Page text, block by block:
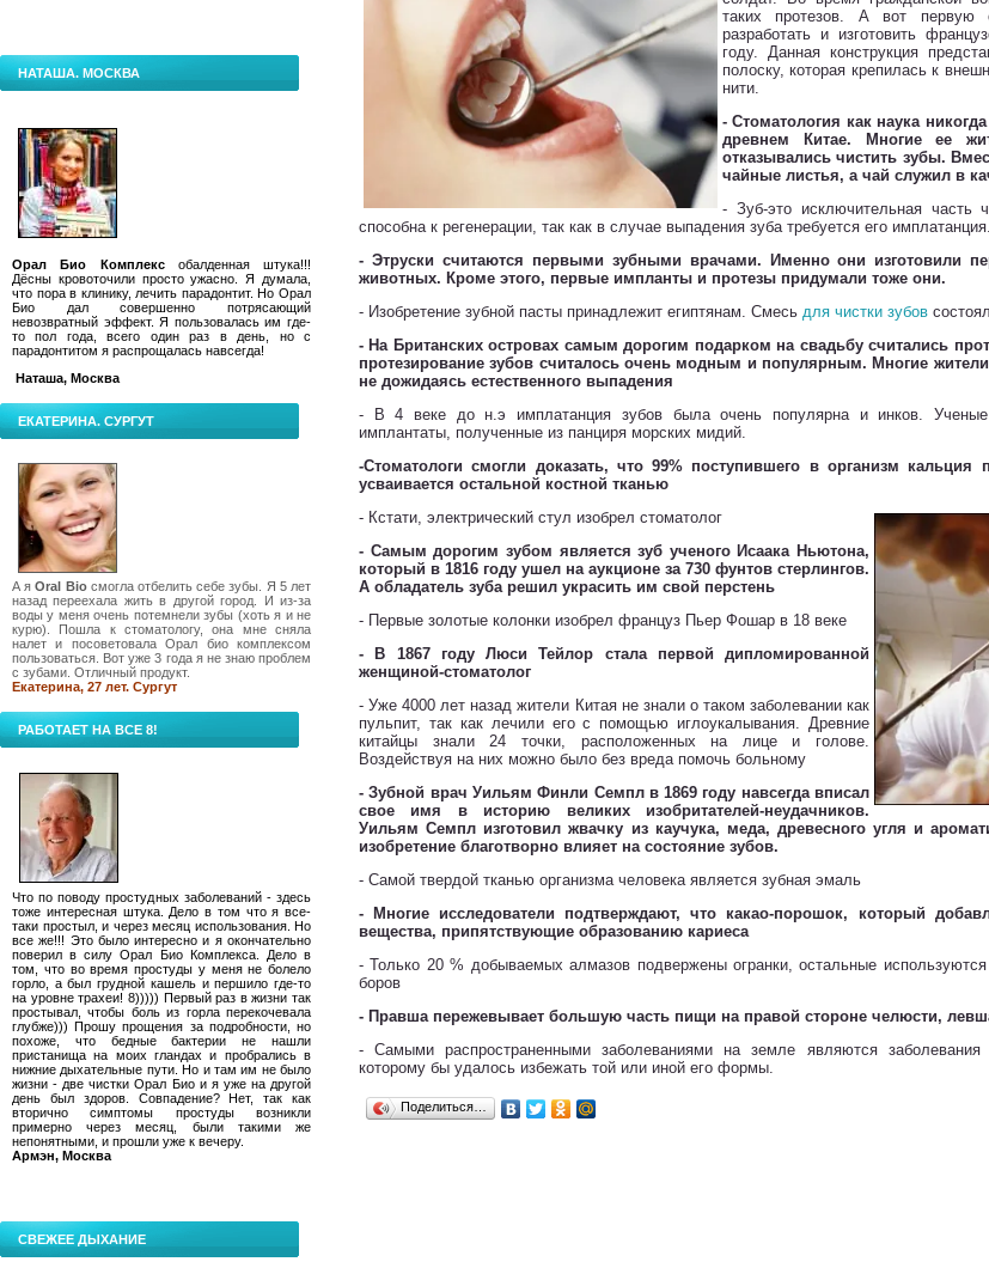
НАТАША. МОСКВА
Орал Био Комплексобалденная штука!!!
Дёсны кровоточили просто ужасно. Я думала,
что пора в клинику, лечить парадонтит. Но Орал
Био дал совершенно потрясающий
невозвратный эффект. Я пользовалась им где-
то пол года, всего один раз в день, но с
парадонтитом я распрощалась навсегда!
Наташа, Москва
ЕКАТЕРИНА. СУРГУТ
А я Oral Bio смогла отбелить себе зубы. Я 5 лет
назад переехала жить в другой город. И из-за
воды у меня очень потемнели зубы (хоть я и не
курю). Пошла к стоматологу, она мне сняла
налет и посоветовала Орал био комплексом
пользоваться. Вот уже 3 года я не знаю проблем
с зубами. Отличный продукт.
Екатерина, 27 лет. Сургут
РАБОТАЕТ НА ВСЕ 8!
Что по поводу простудных заболеваний - здесь
тоже интересная штука. Дело в том что я все-
таки простыл, и через месяц использования. Но
все же!!! Это было интересно и я окончательно
поверил в силу Орал Био Комплекса. Дело в
том, что во время простуды у меня не болело
горло, а был грудной кашель и першило где-то
на уровне трахеи! 8))))) Первый раз в жизни так
простывал, чтобы боль из горла перекочевала
глубже))) Прошу прощения за подробности, но
похоже, что бедные бактерии не нашли
пристанища на моих гландах и пробрались в
нижние дыхательные пути. Но и там им не было
жизни - две чистки Орал Био и я уже на другой
день был здоров. Совпадение? Нет, так как
вторично симптомы простуды возникли
примерно через месяц, были такими же
непонятными, и прошли уже к вечеру.
Армэн, Москва
СВЕЖЕЕ ДЫХАНИЕ
таких протезов. А вот первую
разработать и изготовить
году. Данная конструкция
полоску, которая крепилась к
нити.
- Стоматология как наука
древнем Китае. Многие ее
отказывались чистить зубы.
чайные листья, а чай служил в
- Зуб-это исключительная часть
способна к регенерации, так как в случае выпадения зуба требуется его имплатанция.
- Этруски считаются первыми зубными врачами. Именно они изготовили
животных. Кроме этого, первые импланты и протезы придумали тоже они.
- Изобретение зубной пасты принадлежит египтянам. Смесь для чистки зубов
- На Британских островах самым дорогим подарком на свадьбу считались
протезирование зубов считалось очень модным и популярным. Многие
не дожидаясь естественного выпадения
- В 4 веке до н.э имплатанция зубов была очень популярна и инков. Ученые
имплантаты, полученные из панциря морских мидий.
-Стоматологи смогли доказать, что 99% поступившего в организм
усваивается остальной костной тканью
- Кстати, электрический стул изобрел стоматолог
- Самым дорогим зубом является зуб ученого Исаака Ньютона,
который в 1816 году ушел на аукционе за 730 фунтов стерлингов.
А обладатель зуба решил украсить им свой перстень
- Первые золотые колонки изобрел француз Пьер Фошар в 18 веке
- В 1867 году Люси Тейлор стала первой дипломированной
женщиной-стоматолог
- Уже 4000 лет назад жители Китая не знали о таком заболевании как
пульпит, так как лечили его с помощью иглоукалывания. Древние
китайцы знали 24 точки, расположенных на лице и голове.
Воздействуя на них можно было без вреда помочь больному
- Зубной врач Уильям Финли Семпл в 1869 году навсегда вписал
свое имя в историю великих изобритателей-неудачников.
Уильям Семпл изготовил жвачку из каучука, меда, древесного угля и
изобретение благотворно влияет на состояние зубов.
- Самой твердой тканью организма человека является зубная эмаль
- Многие исследователи подтверждают, что какао-порошок, который
вещества, припятствующие образованию кариеса
- Только 20 % добываемых алмазов подвержены огранки, остальные используются
боров
- Правша пережевывает большую часть пищи на правой стороне челюсти,
- Самыми распространенными заболеваниями на земле являются заболевания
которому бы удалось избежать той или иной его формы.
Поделиться…